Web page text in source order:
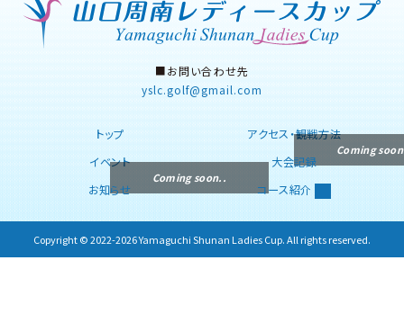
■お問い合わせ先
yslc.golf
gmail.com
トップ
アクセス・観戦方法
イベント
大会記録
お知らせ
コース紹介
Copyright © 2022-2026 Yamaguchi Shunan Ladies Cup. All rights reserved.